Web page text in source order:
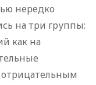
нередко
на три группы:
как на